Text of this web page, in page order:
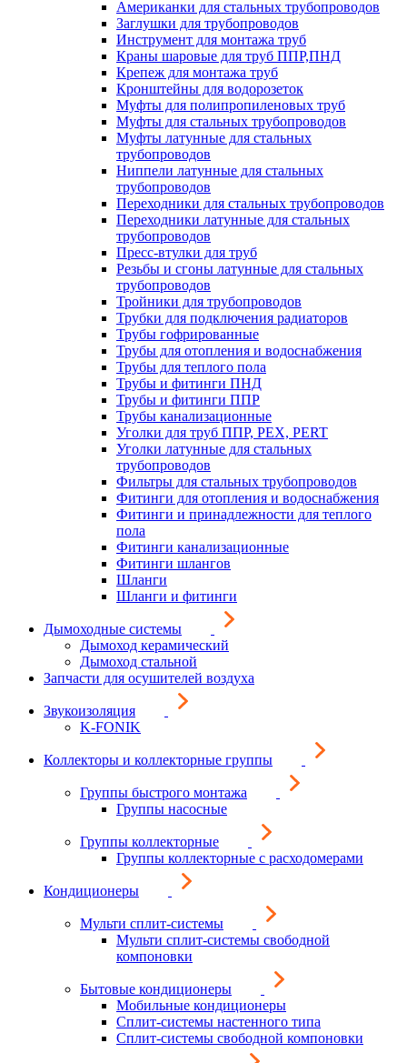
Американки для стальных трубопроводов
Заглушки для трубопроводов
Инструмент для монтажа труб
Краны шаровые для труб ППР,ПНД
Крепеж для монтажа труб
Кронштейны для водорозеток
Муфты для полипропиленовых труб
Муфты для стальных трубопроводов
Муфты латунные для стальных
трубопроводов
Ниппели латунные для стальных
трубопроводов
Переходники для стальных трубопроводов
Переходники латунные для стальных
трубопроводов
Пресс-втулки для труб
Резьбы и сгоны латунные для стальных
трубопроводов
Тройники для трубопроводов
Трубки для подключения радиаторов
Трубы гофрированные
Трубы для отопления и водоснабжения
Трубы для теплого пола
Трубы и фитинги ПНД
Трубы и фитинги ППР
Трубы канализационные
Уголки для труб ППР, PEX, PERT
Уголки латунные для стальных
трубопроводов
Фильтры для стальных трубопроводов
Фитинги для отопления и водоснабжения
Фитинги и принадлежности для теплого
пола
Фитинги канализационные
Фитинги шлангов
Шланги
Шланги и фитинги
Дымоходные системы
Дымоход керамический
Дымоход стальной
Запчасти для осушителей воздуха
Звукоизоляция
K-FONIK
Коллекторы и коллекторные группы
Группы быстрого монтажа
Группы насосные
Группы коллекторные
Группы коллекторные с расходомерами
Кондиционеры
Мульти сплит-системы
Мульти сплит-системы свободной
компоновки
Бытовые кондиционеры
Мобильные кондиционеры
Сплит-системы настенного типа
Сплит-системы свободной компоновки